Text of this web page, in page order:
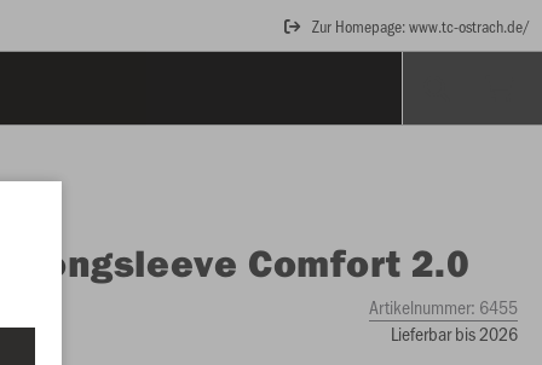
Zur Homepage: www.tc-ostrach.de/
Longsleeve Comfort 2.0
Artikelnummer: 6455
Lieferbar bis 2026